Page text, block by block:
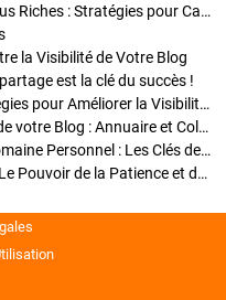
Enrichir Vos Articles avec des Contenus Riches : Stratégies pour Captiver et Optimiser
la Visibilité de Votre Blog
est la clé du succès !
Optimisation SEO des Articles : Stratégies pour Améliorer la Visibilité de Votre Blog
Stratégies pour améliorer la visibilité de votre Blog : Annuaire et Collaborations
Pourquoi Investir dans un Nom de Domaine Personnel : Les Clés de la Réussite de Votre Blog
Comment Faire Émerger Votre Blog : Le Pouvoir de la Patience et de la Persévérance